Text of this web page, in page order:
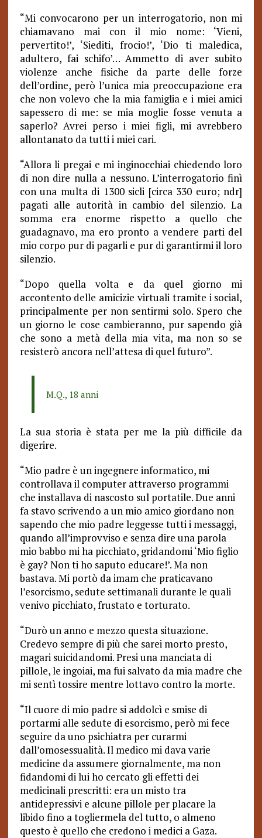
“Mi convocarono per un interrogatorio, non mi
chiamavano mai con il mio nome: ‘Vieni,
pervertito!’, ‘Siediti, frocio!’, ‘Dio ti maledica,
adultero, fai schifo’… Ammetto di aver subito
violenze anche fisiche da parte delle forze
dell’ordine, però l’unica mia preoccupazione era
che non volevo che la mia famiglia e i miei amici
sapessero di me: se mia moglie fosse venuta a
saperlo? Avrei perso i miei figli, mi avrebbero
allontanato da tutti i miei cari.
“Allora li pregai e mi inginocchiai chiedendo loro
di non dire nulla a nessuno. L’interrogatorio finì
con una multa di 1300 sicli [circa 330 euro; ndr]
pagati alle autorità in cambio del silenzio. La
somma era enorme rispetto a quello che
guadagnavo, ma ero pronto a vendere parti del
mio corpo pur di pagarli e pur di garantirmi il loro
silenzio.
“Dopo quella volta e da quel giorno mi
accontento delle amicizie virtuali tramite i social,
principalmente per non sentirmi solo. Spero che
un giorno le cose cambieranno, pur sapendo già
che sono a metà della mia vita, ma non so se
resisterò ancora nell’attesa di quel futuro”.
M.Q., 18 anni
La sua storia è stata per me la più difficile da
digerire.
“Mio padre è un ingegnere informatico, mi
controllava il computer attraverso programmi
che installava di nascosto sul portatile. Due anni
fa stavo scrivendo a un mio amico giordano non
sapendo che mio padre leggesse tutti i messaggi,
quando all’improvviso e senza dire una parola
mio babbo mi ha picchiato, gridandomi ‘Mio figlio
è gay? Non ti ho saputo educare!’. Ma non
bastava. Mi portò da imam che praticavano
l’esorcismo, sedute settimanali durante le quali
venivo picchiato, frustato e torturato.
“Durò un anno e mezzo questa situazione.
Credevo sempre di più che sarei morto presto,
magari suicidandomi. Presi una manciata di
pillole, le ingoiai, ma fui salvato da mia madre che
mi sentì tossire mentre lottavo contro la morte.
“Il cuore di mio padre si addolcì e smise di
portarmi alle sedute di esorcismo, però mi fece
seguire da uno psichiatra per curarmi
dall’omosessualità. Il medico mi dava varie
medicine da assumere giornalmente, ma non
fidandomi di lui ho cercato gli effetti dei
medicinali prescritti: era un misto tra
antidepressivi e alcune pillole per placare la
libido fino a togliermela del tutto, o almeno
questo è quello che credono i medici a Gaza.